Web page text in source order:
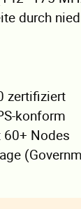
durch
zertifiziert
konform
Nodes